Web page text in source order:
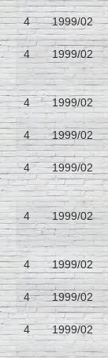
4 1999/02
4 1999/02
4 1999/02
4 1999/02
4 1999/02
4 1999/02
4 1999/02
4 1999/02
4 1999/02